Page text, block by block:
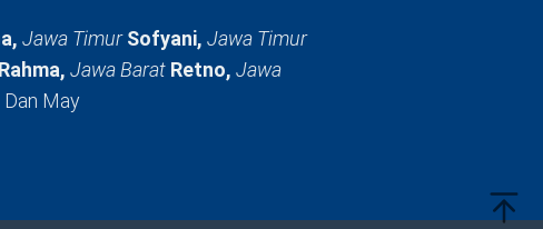
Jawa TimurSofyani, Jawa Timur
Jawa Barat Retno, Jawa
May